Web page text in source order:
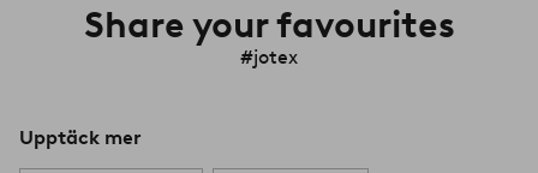
Share your favourites
#jotex
Upptäck mer